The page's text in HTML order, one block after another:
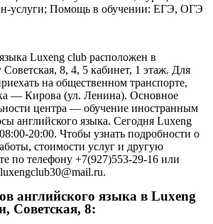
услуги; Помощь в обучении: ЕГЭ, ОГЭ
Luxeng club расположен в
Советская, 8, 4, 5 кабинет, 1 этаж. Для
на общественном транспорте,
— Кирова (ул. Ленина). Основное
центра — обучение иностранным
английского языка. Сегодня Luxeng
20:00. Чтобы узнать подробности о
стоимости услуг и другую
по телефону +7(927)553-29-16 или
английского языка в Luxeng
Советская, 8: